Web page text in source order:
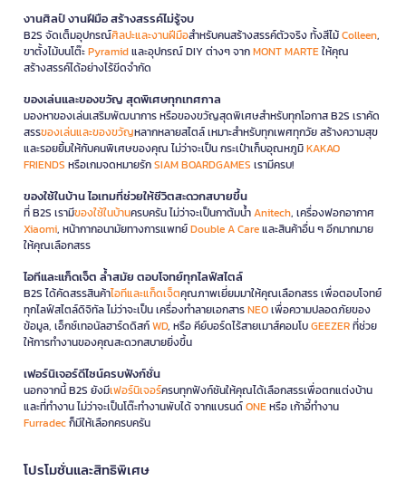
งานศิลป์ งานฝีมือ สร้างสรรค์ไม่รู้จบ
B2S จัดเต็มอุปกรณ์ศิลปะและงานฝีมือสำหรับคนสร้างสรรค์ตัวจริง ทั้งสีไม้Colleen,
ขาตั้งไม้บนโต๊ะPyramidและอุปกรณ์ DIY ต่างๆ จากMONT MARTEให้คุณ
สร้างสรรค์ได้อย่างไร้ขีดจำกัด
ของเล่นและของขวัญ สุดพิเศษทุกเทศกาล
มองหาของเล่นเสริมพัฒนาการ หรือของขวัญสุดพิเศษสำหรับทุกโอกาส B2S เราคัด
สรรของเล่นและของขวัญหลากหลายสไตล์ เหมาะสำหรับทุกเพศทุกวัย สร้างความสุข
และรอยยิ้มให้กับคนพิเศษของคุณ ไม่ว่าจะเป็น กระเป๋าเก็บอุณหภูมิKAKAO
FRIENDS หรือเกมจดหมายรักSIAM BOARDGAMES เรามีครบ!
ของใช้ในบ้าน ไอเทมที่ช่วยให้ชีวิตสะดวกสบายขึ้น
ที่ B2S เรามีของใช้ในบ้านครบครัน ไม่ว่าจะเป็นกาต้มน้ำAnitech, เครื่องฟอกอากาศ
Xiaomi, หน้ากากอนามัยทางการแพทย์Double A Careและสินค้าอื่น ๆ อีกมากมาย
ให้คุณเลือกสรร
ไอทีและแก็ดเจ็ต ล้ำสมัย ตอบโจทย์ทุกไลฟ์สไตล์
B2S ได้คัดสรรสินค้าไอทีและแก็ดเจ็ตคุณภาพเยี่ยมมาให้คุณเลือกสรร เพื่อตอบโจทย์
ทุกไลฟ์สไตล์ดิจิทัล ไม่ว่าจะเป็น เครื่องทำลายเอกสารNEOเพื่อความปลอดภัยของ
ข้อมูล, เอ็กซ์เทอนัลฮาร์ดดิสก์WD, หรือ คีย์บอร์ดไร้สายเมาส์คอมโบGEEZERที่ช่วย
ให้การทำงานของคุณสะดวกสบายยิ่งขึ้น
เฟอร์นิเจอร์ดีไซน์ครบฟังก์ชั่น
นอกจากนี้ B2S ยังมีเฟอร์นิเจอร์ครบทุกฟังก์ชันให้คุณได้เลือกสรรเพื่อตกแต่งบ้าน
และที่ทำงาน ไม่ว่าจะเป็นโต๊ะทำงานพับได้ จากแบรนด์ONEหรือ เก้าอี้ทำงาน
Furradecก็มีให้เลือกครบครัน
โปรโมชั่นและสิทธิพิเศษ